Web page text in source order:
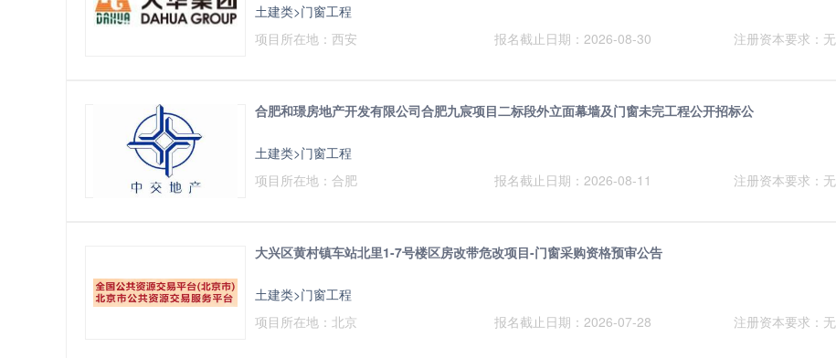
土建类>门窗工程
项目所在地：西安
报名截止日期：2026-08-30 注册资本要求：无
合肥和璟房地产开发有限公司合肥九宸项目二标段外立面幕墙及门窗未完工程公开招标公
土建类>门窗工程
项目所在地：合肥
报名截止日期：2026-08-11 注册资本要求：无
大兴区黄村镇车站北里1-7号楼区房改带危改项目-门窗采购资格预审公告
土建类>门窗工程
项目所在地：北京
报名截止日期：2026-07-28 注册资本要求：无